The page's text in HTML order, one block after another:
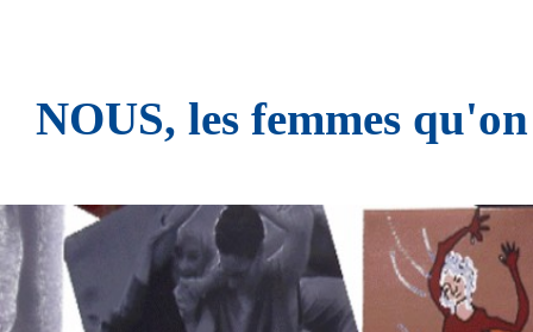
NOUS, les femmes